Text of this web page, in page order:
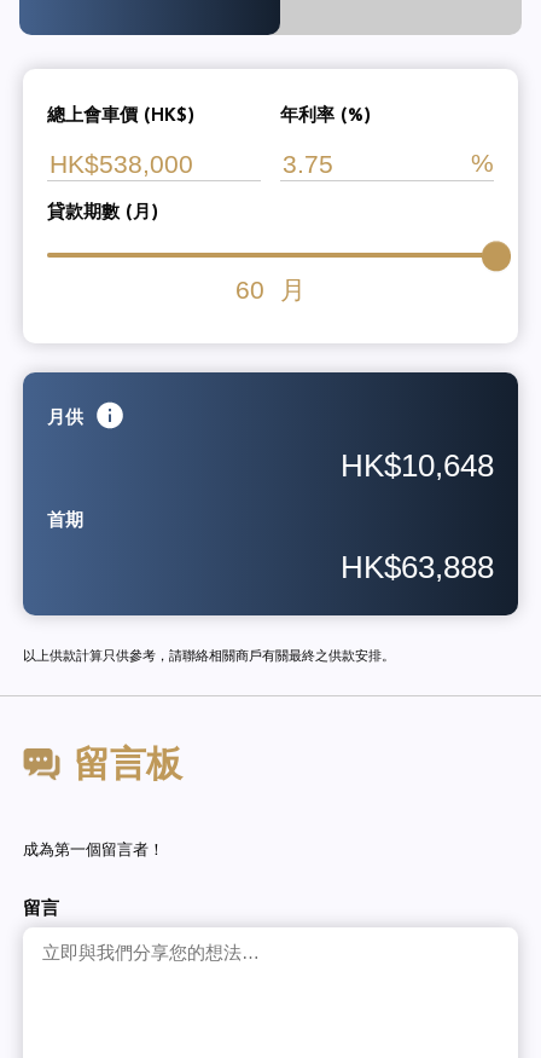
總上會車價 (HK$) 年利率 (%)
貸款期數 (月)
60 月
月供
HK$10,648
首期
HK$63,888
以上供款計算只供參考，請聯絡相關商戶有關最終之供款安排。
留言板
成為第一個留言者！
留言